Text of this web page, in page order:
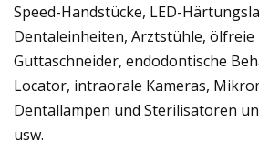
Speed-Handstücke, LED-
Dentaleinheiten, Arztstühle,
Guttaschneider, endodontische
Locator, intraorale Kameras,
Dentallampen und Sterilisatoren
usw.